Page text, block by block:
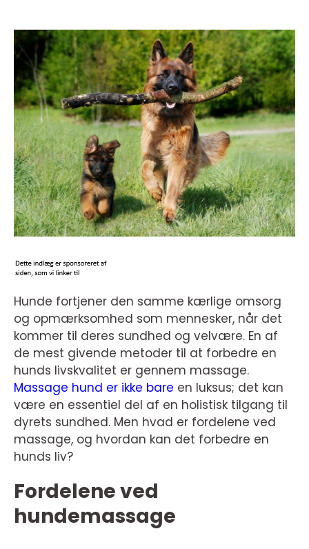
Hunde fortjener den samme kærlige omsorg
og opmærksomhed som mennesker, når det
kommer til deres sundhed og velvære. En af
de mest givende metoder til at forbedre en
hunds livskvalitet er gennem massage.
Massage hund er ikke bare en luksus; det kan
være en essentiel del af en holistisk tilgang til
dyrets sundhed. Men hvad er fordelene ved
massage, og hvordan kan det forbedre en
hunds liv?
Fordelene ved
hundemassage